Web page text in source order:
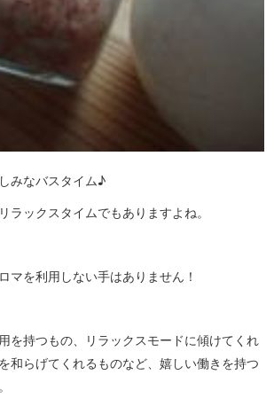
みなバスタイム♪
ラックスタイムでもありますよね。
マを利用しない手はありません！
を持つもの、リラックスモードに傾けてくれ
和らげてくれるものなど、嬉しい働きを持つ